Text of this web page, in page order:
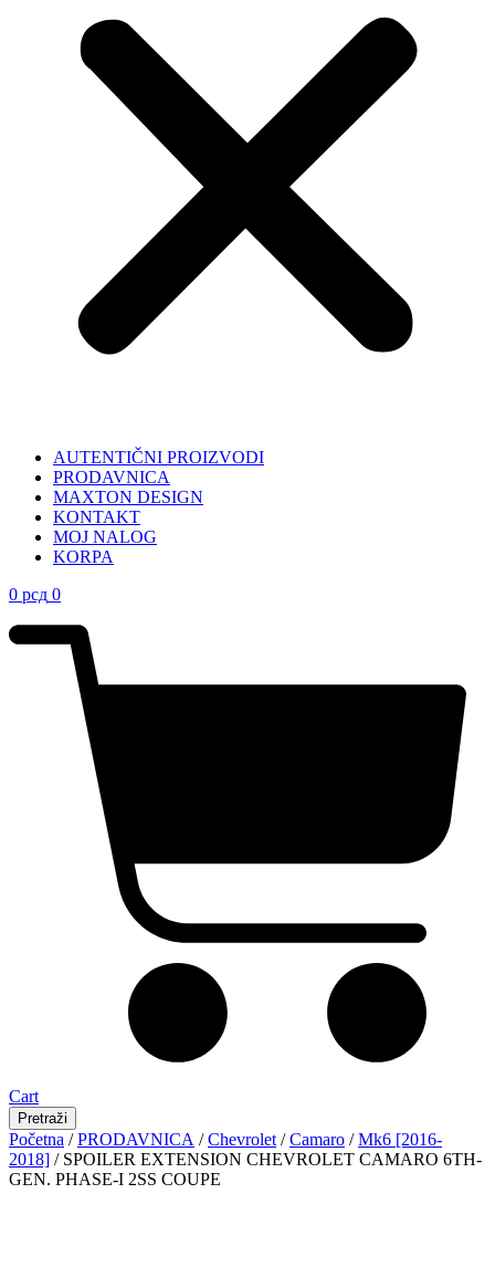
AUTENTIČNI PROIZVODI
PRODAVNICA
MAXTON DESIGN
KONTAKT
MOJ NALOG
KORPA
0 рсд 0
Cart
Pretraži
Početna /PRODAVNICA /Chevrolet /Camaro /Mk6 [2016-
2018] / SPOILER EXTENSION CHEVROLET CAMARO 6TH-
GEN. PHASE-I 2SS COUPE